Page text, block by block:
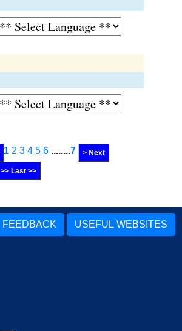
1 2 3 4 5 6 ........7 > Next
>> Last >>
FEEDBACK USEFUL WEBSITES